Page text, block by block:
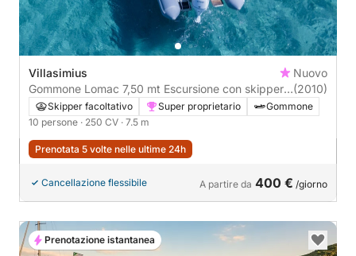
Villasimius
Nuovo
Gommone Lomac 7,50 mt Escursione con skipper
in Villasimius
(2010)
Skipper facoltativo Super proprietario
Gommone
10 persone · 250 CV · 7.5 m
Prenotata 5 volte nelle ultime 24h
Cancellazione flessibile A partire da 400 € /giorno
Prenotazione istantanea